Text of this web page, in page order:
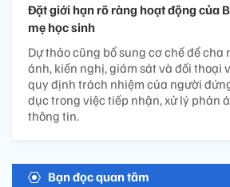
Đặt giới hạn rõ ràng hoạt động của
mẹ học sinh
Dự thảo cũng bổ sung cơ chế để cha
ánh, kiến nghị, giám sát và đối thoại
quy định trách nhiệm của người
dục trong việc tiếp nhận, xử lý phản
thông tin.
Bạn đọc quan tâm